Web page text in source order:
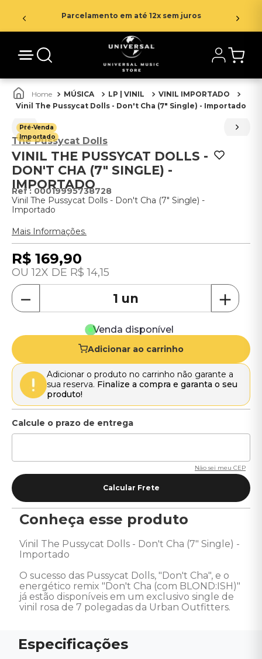
Parcelamento em até 12x sem juros
MÚSICA LP | VINIL
VINIL IMPORTADO
Vinil The Pussycat Dolls - Don't Cha (7" Single) - Importado
Pré-Venda
Importado
The Pussycat Dolls
VINIL THE PUSSYCAT DOLLS -
DON'T CHA (7" SINGLE) -
IMPORTADO
: 00019995738728
Vinil The Pussycat Dolls - Don't Cha (7" Single) -
Importado
Mais Informações.
R$ 169,90
12 R$ 14,15
＋
－
Venda disponível
Adicionar ao carrinho
Adicionar o produto no carrinho não garante a
sua reserva. Finalize a compra e garanta o seu
produto!
Não sei meu CEP
Conheça esse produto
Vinil The Pussycat Dolls - Don't Cha (7" Single) -
Importado
O sucesso das Pussycat Dolls, "Don't Cha", e o
energético remix "Don't Cha (com BLOND:ISH)"
já estão disponíveis em um exclusivo single de
vinil rosa de 7 polegadas da Urban Outfitters.